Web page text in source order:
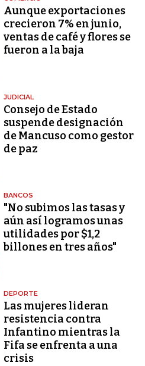
Aunque exportaciones
crecieron 7% en junio,
ventas de café y flores se
fueron a la baja
JUDICIAL
Consejo de Estado
suspende designación
de Mancuso como gestor
de paz
BANCOS
"No subimos las tasas y
aún así logramos unas
utilidades por $1,2
billones en tres años"
DEPORTE
Las mujeres lideran
resistencia contra
Infantino mientras la
Fifa se enfrenta a una
crisis